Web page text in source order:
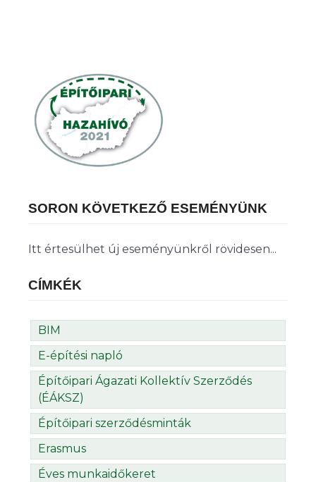
SORON KÖVETKEZŐ ESEMÉNYÜNK
Itt értesülhet új eseményünkről rövidesen...
CÍMKÉK
BIM
E-építési napló
Építőipari Ágazati Kollektív Szerződés
(ÉÁKSZ)
Építőipari szerződésminták
Erasmus
Éves munkaidőkeret